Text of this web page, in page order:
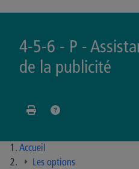
4-5-6 - P -
de la publicité
Accueil
Les options